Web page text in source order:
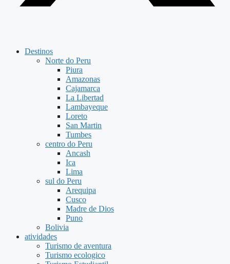
Destinos
Norte do Peru
Piura
Amazonas
Cajamarca
La Libertad
Lambayeque
Loreto
San Martin
Tumbes
centro do Peru
Ancash
Ica
Lima
sul do Peru
Arequipa
Cusco
Madre de Dios
Puno
Bolivia
atividades
Turismo de aventura
Turismo ecologico